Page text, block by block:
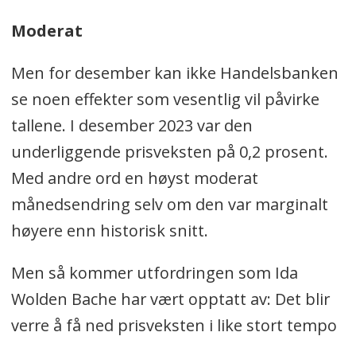
Moderat
Men for desember kan ikke Handelsbanken
se noen effekter som vesentlig vil påvirke
tallene. I desember 2023 var den
underliggende prisveksten på 0,2 prosent.
Med andre ord en høyst moderat
månedsendring selv om den var marginalt
høyere enn historisk snitt.
Men så kommer utfordringen som Ida
Wolden Bache har vært opptatt av: Det blir
verre å få ned prisveksten i like stort tempo